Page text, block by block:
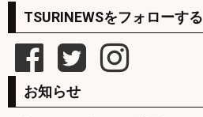
TSURINEWSをフォローする
お知らせ